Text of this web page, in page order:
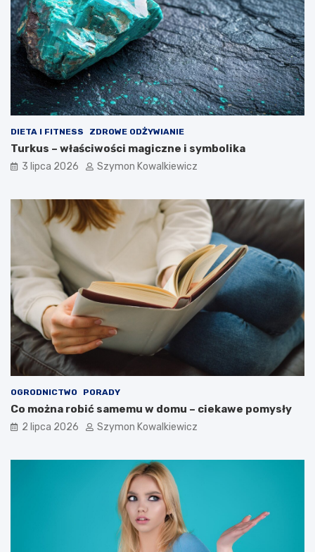
DIETA I FITNESS ZDROWE ODŻYWIANIE
Turkus – właściwości magiczne i symbolika
3 lipca 2026 Szymon Kowalkiewicz
OGRODNICTWO PORADY
Co można robić samemu w domu – ciekawe pomysły
2 lipca 2026 Szymon Kowalkiewicz